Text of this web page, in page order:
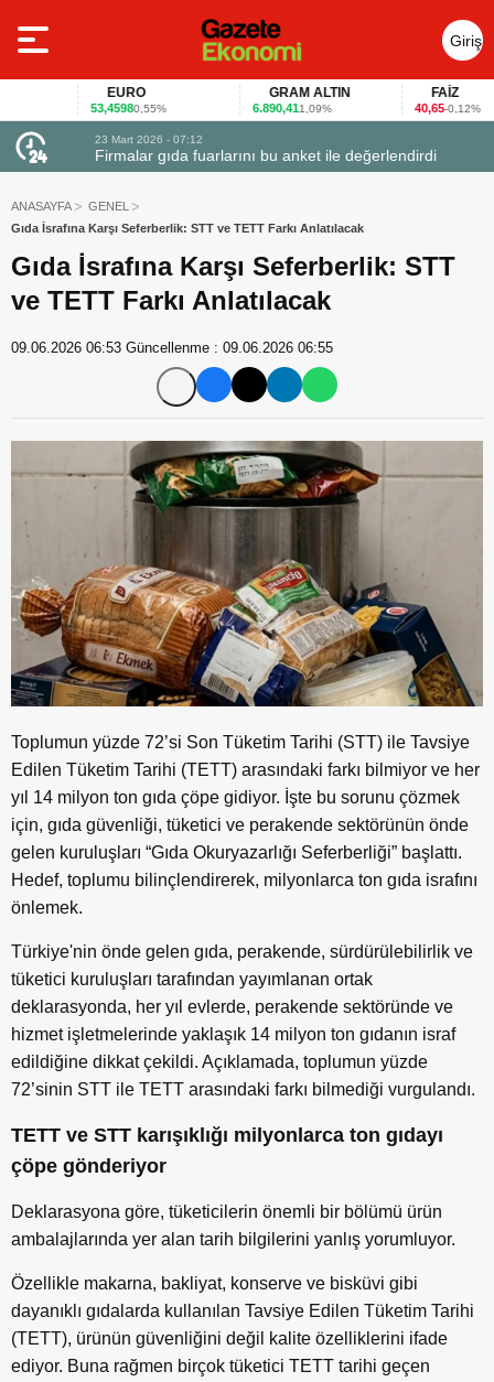
Giriş
Yap
EURO
53,45980,55%
GRAM ALTIN
6.890,411,09%
FAİZ
40,65 -0,12%
23 Mart 2026 - 07:12
Firmalar gıda fuarlarını bu anket ile değerlendirdi
ANASAYFA
GENEL
Gıda İsrafına Karşı Seferberlik: STT ve TETT Farkı Anlatılacak
Gıda İsrafına Karşı Seferberlik: STT
ve TETT Farkı Anlatılacak
09.06.2026 06:53 Güncellenme : 09.06.2026 06:55
Toplumun yüzde 72’si Son Tüketim Tarihi (STT) ile Tavsiye
Edilen Tüketim Tarihi (TETT) arasındaki farkı bilmiyor ve her
yıl 14 milyon ton gıda çöpe gidiyor. İşte bu sorunu çözmek
için, gıda güvenliği, tüketici ve perakende sektörünün önde
gelen kuruluşları “Gıda Okuryazarlığı Seferberliği” başlattı.
Hedef, toplumu bilinçlendirerek, milyonlarca ton gıda israfını
önlemek.
Türkiye'nin önde gelen gıda, perakende, sürdürülebilirlik ve
tüketici kuruluşları tarafından yayımlanan ortak
deklarasyonda, her yıl evlerde, perakende sektöründe ve
hizmet işletmelerinde yaklaşık 14 milyon ton gıdanın israf
edildiğine dikkat çekildi. Açıklamada, toplumun yüzde
72’sinin STT ile TETT arasındaki farkı bilmediği vurgulandı.
TETT ve STT karışıklığı milyonlarca ton gıdayı
çöpe gönderiyor
Deklarasyona göre, tüketicilerin önemli bir bölümü ürün
ambalajlarında yer alan tarih bilgilerini yanlış yorumluyor.
Özellikle makarna, bakliyat, konserve ve bisküvi gibi
dayanıklı gıdalarda kullanılan Tavsiye Edilen Tüketim Tarihi
(TETT), ürünün güvenliğini değil kalite özelliklerini ifade
ediyor. Buna rağmen birçok tüketici TETT tarihi geçen